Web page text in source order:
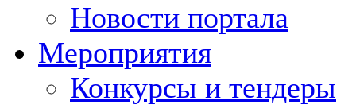
Новости портала
Мероприятия
Конкурсы и тендеры